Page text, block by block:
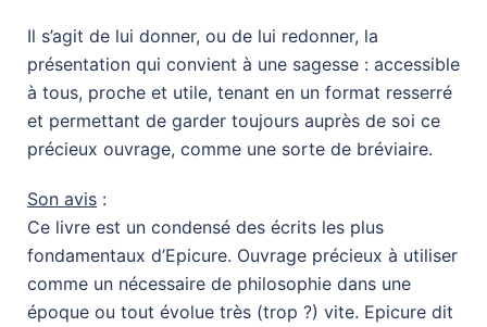
Il s’agit de lui donner, ou de lui redonner, la
présentation qui convient à une sagesse : accessible
à tous, proche et utile, tenant en un format resserré
et permettant de garder toujours auprès de soi ce
précieux ouvrage, comme une sorte de bréviaire.
Son avis :
Ce livre est un condensé des écrits les plus
fondamentaux d’Epicure. Ouvrage précieux à utiliser
comme un nécessaire de philosophie dans une
époque ou tout évolue très (trop ?) vite. Epicure dit